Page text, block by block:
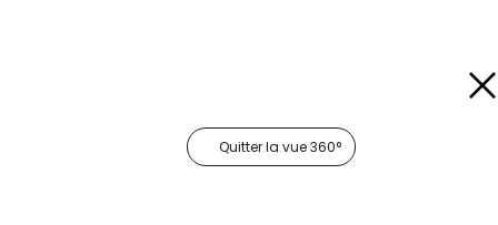
Quitter la vue 360°